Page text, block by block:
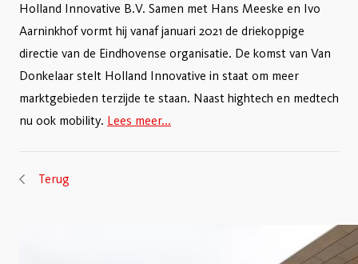
Holland Innovative B.V. Samen met Hans Meeske en Ivo
Aarninkhof vormt hij vanaf januari 2021 de driekoppige
directie van de Eindhovense organisatie. De komst van Van
Donkelaar stelt Holland Innovative in staat om meer
marktgebieden terzijde te staan. Naast hightech en medtech
nu ook mobility. Lees meer...
Terug